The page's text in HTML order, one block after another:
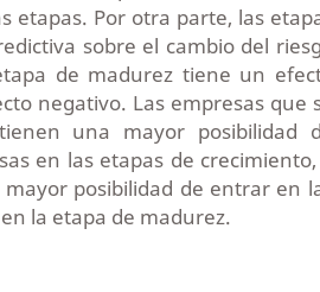
etapas. Por otra parte, las
sobre el cambio del
de madurez tiene un
negativo. Las empresas que
una mayor posibilidad
en las etapas de
posibilidad de entrar en
la etapa de madurez.